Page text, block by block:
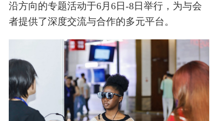
沿方向的专题活动于6月6日-8日举行，为与会
者提供了深度交流与合作的多元平台。